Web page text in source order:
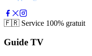
🇫🇷 Service 100% gratuit
Guide TV